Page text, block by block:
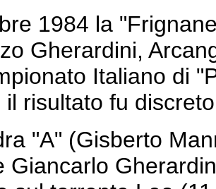
1984 la
Gherardini,
Italiano di
il risultato fu
"A" (Gisberto
Giancarlo